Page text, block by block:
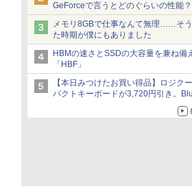
GeForceで言うとどのぐらいの性能？
メモリ8GBで仕事なんて無理……そ
た時期が僕にもありました
HBMの速さとSSDの大容量を兼ね備
「HBF」
【本日みつけたお買い得品】ロジク
パクトキーボードが3,720円引き。